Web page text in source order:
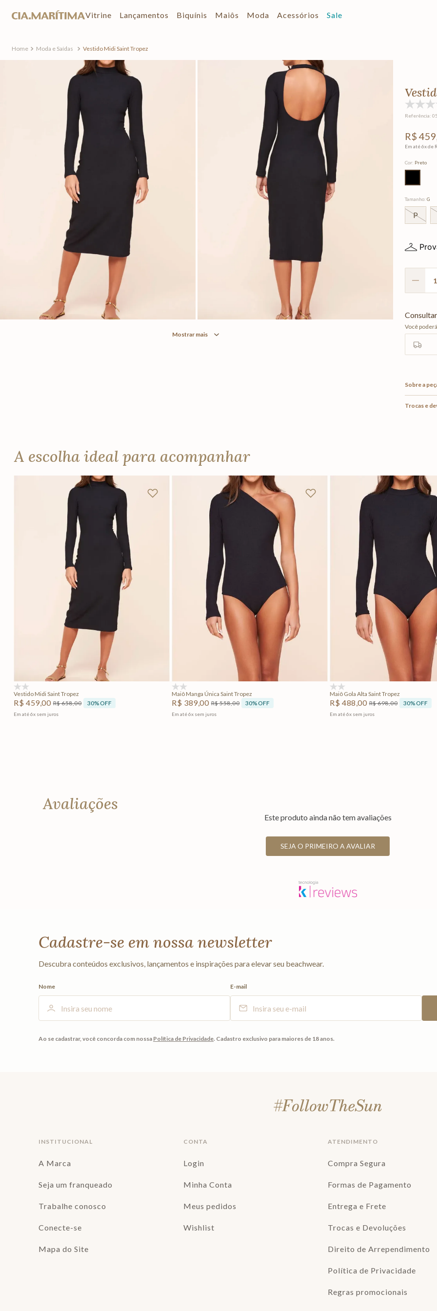
Vitrine Lançamentos Biquínis Maiôs Moda Acessórios Sale
Moda e Saídas Vestido Midi Saint Tropez
Mostrar mais
Referência:
R$ 459
Em até6x de
Cor: Preto
Tamanho: G
P
Sobre a
Trocas e
A escolha ideal para acompanhar
M G
Adicionar na sacola
Vestido Midi Saint Tropez
R$ 459,00 R$658,00 30% OFF
Em até6x sem juros
G
Adicionar na sacola
Maiô Manga Única Saint Tropez
R$ 389,00 R$558,00 30% OFF
Em até6x sem juros
PP
Adicionar na sacola
Maiô Gola Alta Saint Tropez
R$ 488,00 R$698,00 30% OFF
Em até6x sem juros
Avaliações
Este produto ainda não tem avaliações
SEJA O PRIMEIRO A AVALIAR
Cadastre-se em nossa newsletter
Descubra conteúdos exclusivos, lançamentos e inspirações para elevar seu beachwear.
Nome E-mail
Ao se cadastrar, você concorda com nossa Política de Privacidade. Cadastro exclusivo para maiores de 18 anos.
INSTITUCIONAL
A Marca
Seja um franqueado
Trabalhe conosco
Conecte-se
Mapa do Site
CONTA
Login
Minha Conta
Meus pedidos
Wishlist
ATENDIMENTO
Compra Segura
Formas de Pagamento
Entrega e Frete
Trocas e Devoluções
Direito de Arrependimento
Política de Privacidade
Regras promocionais